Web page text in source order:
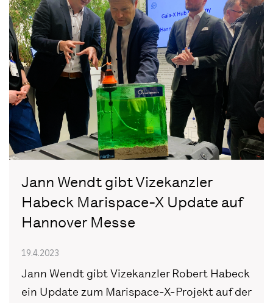
Jann Wendt gibt Vizekanzler
Habeck Marispace-X Update auf
Hannover Messe
19.4.2023
Jann Wendt gibt Vizekanzler Robert Habeck
ein Update zum Marispace-X-Projekt auf der